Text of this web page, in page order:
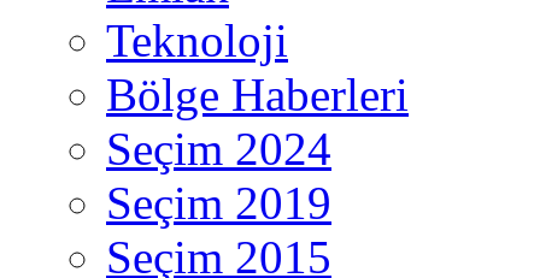
Teknoloji
Bölge Haberleri
Seçim 2024
Seçim 2019
Seçim 2015